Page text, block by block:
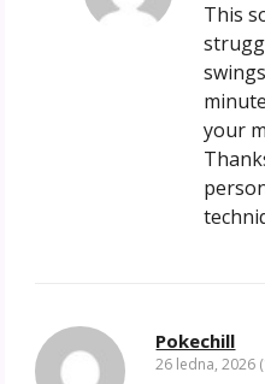
This
your
Pokechill
26 ledna, 2026